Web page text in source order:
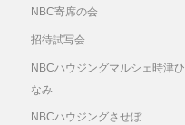
NBC寄席の会
招待試写会
NBCハウジングマルシェ時津ひ
なみ
NBCハウジングさせぼ